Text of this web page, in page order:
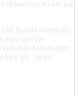
dekoration tycker jag
hjälper bilden till
vara mycket
känner igen.
för ”spara”.